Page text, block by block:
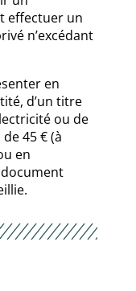
effectuer un
n’excédant
en
d’un titre
ou de
45 € (à
en
document